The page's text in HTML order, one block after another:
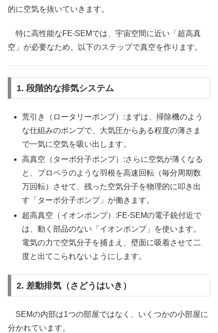
的に空気を抜いていきます。
特に高性能なFE-SEMでは、宇宙空間に近い「超高真
空」が必要なため、以下のステップで真空を作ります。
1. 段階的な排気システム
荒引き（ロータリーポンプ）:まずは、掃除機のよう
な仕組みのポンプで、大気圧からある程度の薄さま
で一気に空気を吸い出します。
高真空（ターボ分子ポンプ）:さらに空気が薄くなる
と、プロペラのような羽根を高速回転（毎分周期数
万回転）させて、残った空気分子を物理的に叩き出
す「ターボ分子ポンプ」が働きます。
超高真空（イオンポンプ）:FE-SEMの電子銃付近で
は、動く部品のない「イオンポンプ」を使います。
電気の力で空気分子を捕まえ、壁面に吸着させて二
度と出てこられないようにします。
2. 差動排気（さどうはいき）
SEMの内部は1つの部屋ではなく、いくつかの小部屋に
分かれています。